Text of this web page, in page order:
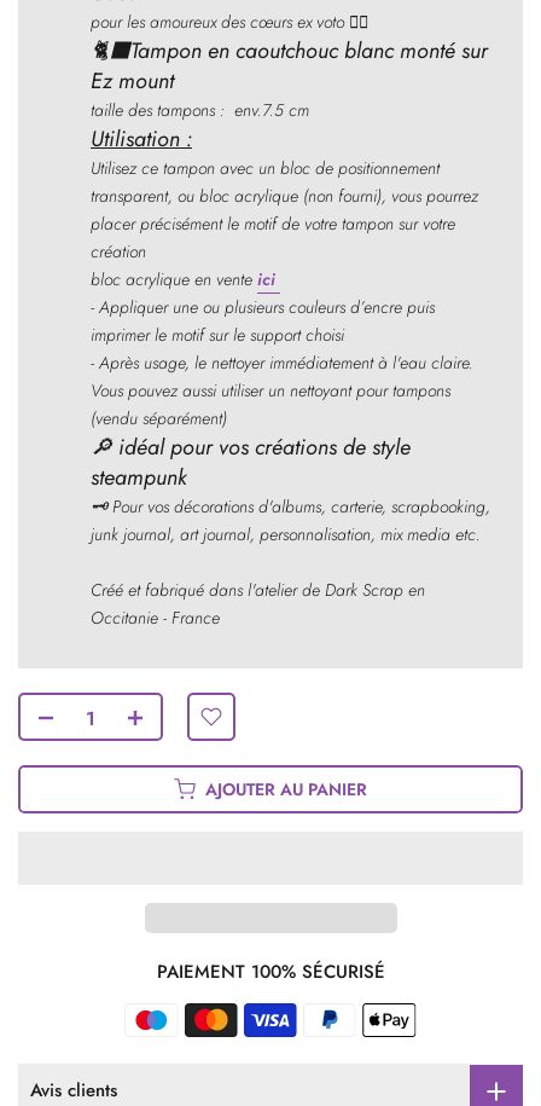
pour les amoureux des cœurs ex voto ❤️‍🔥
🐈‍⬛Tampon en caoutchouc blanc monté sur
Ez mount
taille des tampons : env.7.5 cm
Utilisation :
Utilisez ce tampon avec un bloc de positionnement
transparent, ou bloc acrylique (non fourni), vous pourrez
placer précisément le motif de votre tampon sur votre
création
bloc acrylique en vente ici
- Appliquer une ou plusieurs couleurs d’encre puis
imprimer le motif sur le support choisi
- Après usage, le nettoyer immédiatement à l'eau claire.
Vous pouvez aussi utiliser un nettoyant pour tampons
(vendu séparément)
🔎 idéal pour vos créations de style
steampunk
🗝Pour vos décorations d'albums, carterie, scrapbooking,
junk journal, art journal, personnalisation, mix media etc.
Créé et fabriqué dans l'atelier de Dark Scrap en
Occitanie - France
AJOUTER AU PANIER
PAIEMENT 100% SÉCURISÉ
Avis clients